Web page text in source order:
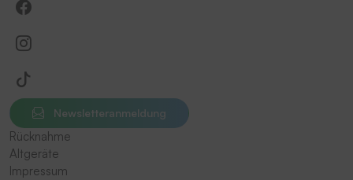
Newsletteranmeldung
Rücknahme
Altgeräte
Impressum